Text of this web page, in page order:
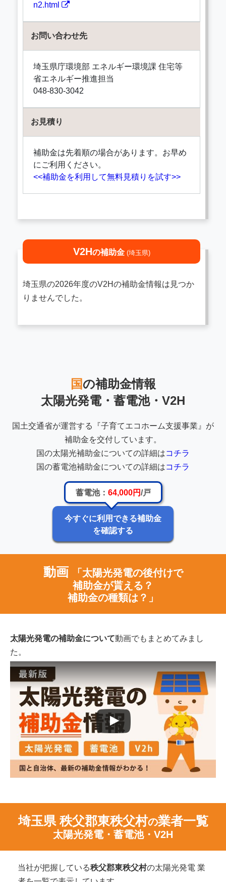
n2.html
お問い合わせ先
埼玉県庁環境部 エネルギー環境課 住宅等
省エネルギー推進担当
048-830-3042
お見積り
補助金は先着順の場合があります。お早め
にご利用ください。
<<補助金を利用して無料見積りを試す>>
V2Hの補助金 (埼玉県)
埼玉県の2026年度のV2Hの補助金情報は見つか
りませんでした。
国の補助金情報
太陽光発電・蓄電池・V2H
国土交通省が運営する『子育てエコホーム支援事業』が
補助金を交付しています。
国の太陽光補助金についての詳細はコチラ
国の蓄電池補助金についての詳細はコチラ
蓄電池： 64,000円/戸
今すぐに利用できる補助金
を確認する
動画
「太陽光発電の後付けで
補助金が貰える？
補助金の種類は？」
太陽光発電の補助金について動画でもまとめてみまし
た。
埼玉県 秩父郡東秩父村の業者一覧
太陽光発電・蓄電池・V2H
当社が把握している秩父郡東秩父村の太陽光発電 業